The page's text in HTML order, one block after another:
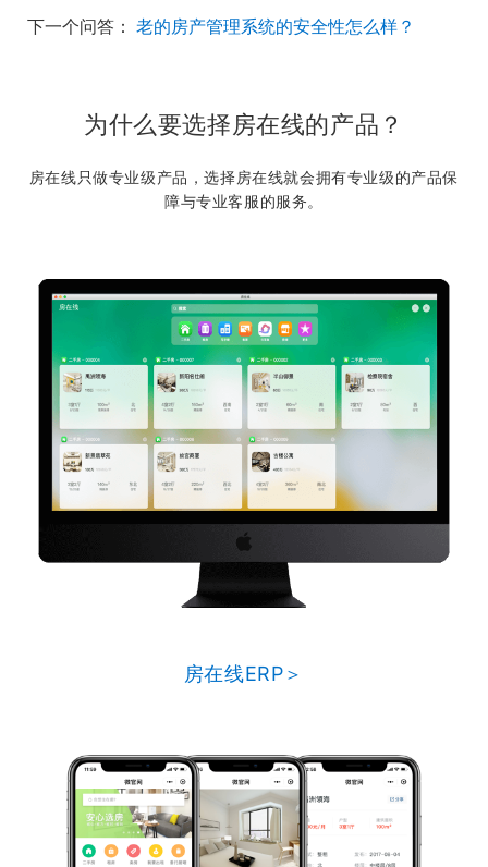
下一个问答： 老的房产管理系统的安全性怎么样？
为什么要选择房在线的产品？
房在线只做专业级产品，选择房在线就会拥有专业级的产品保
障与专业客服的服务。
房在线ERP＞